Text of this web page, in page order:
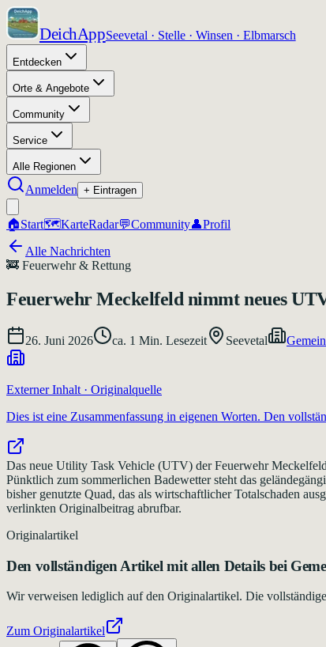
DeichAppSeevetal · Stelle · Winsen · Elbmarsch
Entdecken
Orte & Angebote
Community
Service
Alle Regionen
Anmelden + Eintragen
🏠Start🗺️KarteRadar💬Community👤Profil
Alle Nachrichten
🚒 Feuerwehr & Rettung
Feuerwehr Meckelfeld nimmt neues
26. Juni 2026 ca. 1 Min. Lesezeit Seevetal
Externer Inhalt · Originalquelle
Dies ist eine Zusammenfassung in eigenen Worten. Den
Das neue Utility Task Vehicle (UTV) der Feuerwehr
Pünktlich zum sommerlichen Badewetter steht das
bisher genutzte Quad, das als wirtschaftlicher Totalschaden
verlinkten Originalbeitrag abrufbar.
Originalartikel
Den vollständigen Artikel mit allen Details bei
Wir verweisen lediglich auf den Originalartikel. Die
Zum Originalartikel